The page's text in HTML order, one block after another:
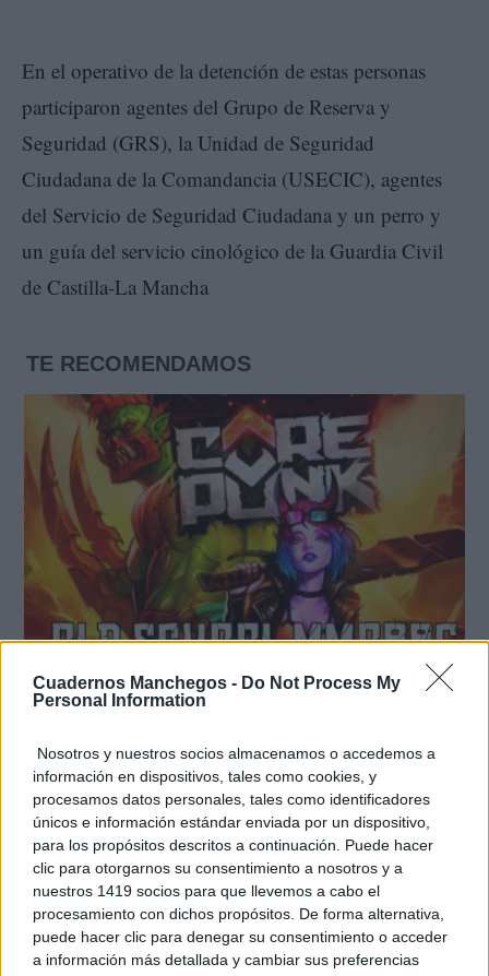
Cuadernos Manchegos - Do Not Process My
Personal Information
Nosotros y nuestros socios almacenamos o accedemos a
información en dispositivos, tales como cookies, y
procesamos datos personales, tales como identificadores
únicos e información estándar enviada por un dispositivo,
para los propósitos descritos a continuación. Puede hacer
clic para otorgarnos su consentimiento a nosotros y a
nuestros 1419 socios para que llevemos a cabo el
procesamiento con dichos propósitos. De forma alternativa,
puede hacer clic para denegar su consentimiento o acceder
a información más detallada y cambiar sus preferencias
En el operativo de la detención de estas personas
participaron agentes del Grupo de Reserva y
Seguridad (GRS), la Unidad de Seguridad
Ciudadana de la Comandancia (USECIC), agentes
del Servicio de Seguridad Ciudadana y un perro y
un guía del servicio cinológico de la Guardia Civil
de Castilla-La Mancha
TE RECOMENDAMOS
Corepunk MMORPG
de antes, pero mejor!